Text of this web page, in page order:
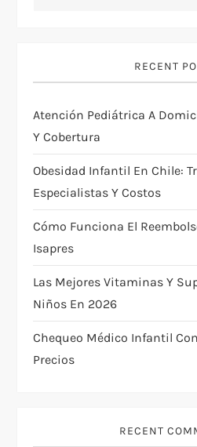
ó
n
d
e
e
n
t
RECENT
Atención Pediátrica A
Y Cobertura
Obesidad Infantil En Chile:
Especialistas Y Costos
Cómo Funciona El
Isapres
Las Mejores Vitaminas Y
Niños En 2026
Chequeo Médico Infantil
Precios
RECENT